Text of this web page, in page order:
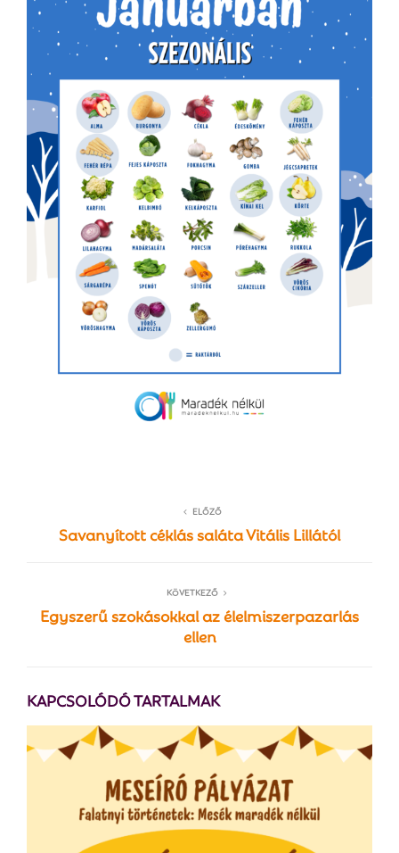
ELŐZŐ
Savanyított céklás saláta Vitális Lillától
KÖVETKEZŐ
Egyszerű szokásokkal az élelmiszerpazarlás
ellen
KAPCSOLÓDÓ TARTALMAK